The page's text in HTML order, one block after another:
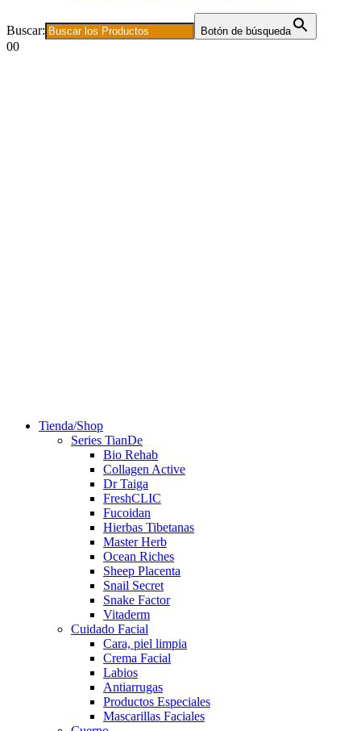
Buscar: Botón de búsqueda
00
Tienda/Shop
Series TianDe
Bio Rehab
Collagen Active
Dr Taiga
FreshCLIC
Fucoidan
Hierbas Tibetanas
Master Herb
Ocean Riches
Sheep Placenta
Snail Secret
Snake Factor
Vitaderm
Cuidado Facial
Cara, piel limpia
Crema Facial
Labios
Antiarrugas
Productos Especiales
Mascarillas Faciales